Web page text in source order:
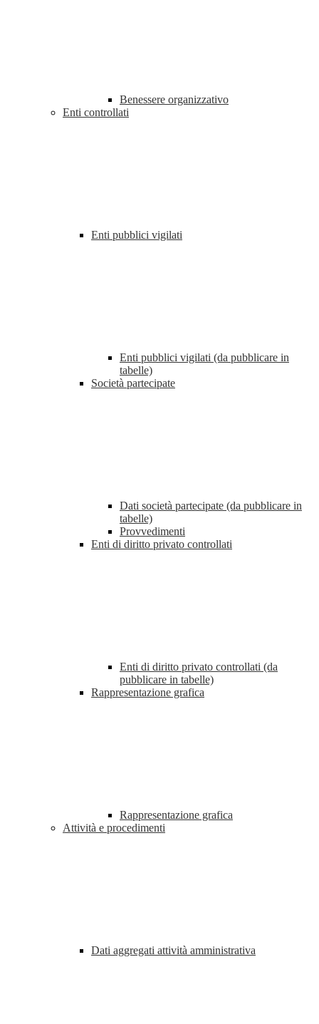
Benessere organizzativo
Enti controllati
Enti pubblici vigilati
Enti pubblici vigilati (da pubblicare in
tabelle)
Società partecipate
Dati società partecipate (da pubblicare in
tabelle)
Provvedimenti
Enti di diritto privato controllati
Enti di diritto privato controllati (da
pubblicare in tabelle)
Rappresentazione grafica
Rappresentazione grafica
Attività e procedimenti
Dati aggregati attività amministrativa